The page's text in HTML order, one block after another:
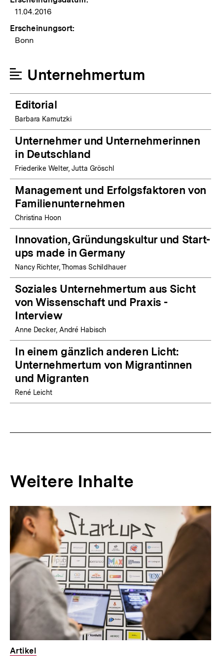
11.04.2016
Erscheinungsort:
Bonn
Unternehmertum
Editorial
Barbara Kamutzki
Unternehmer und Unternehmerinnen
in Deutschland
Friederike Welter, Jutta Gröschl
Management und Erfolgsfaktoren von
Familienunternehmen
Christina Hoon
Innovation, Gründungskultur und Start-
ups made in Germany
Nancy Richter, Thomas Schildhauer
Soziales Unternehmertum aus Sicht
von Wissenschaft und Praxis -
Interview
Anne Decker, André Habisch
In einem gänzlich anderen Licht:
Unternehmertum von Migrantinnen
und Migranten
René Leicht
Weitere Inhalte
Inhaltskarousell
für
weitere
Inhalte
Inhaltskarussell
überspringen
Artikel